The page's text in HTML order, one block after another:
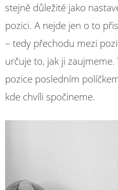
stejně důležité jako
pozici. A nejde jen o to
– tedy přechodu mezi
určuje to, jak ji
pozice posledním
kde chvíli spočineme.